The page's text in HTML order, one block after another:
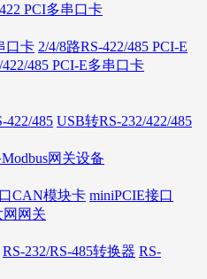
PCI多串口卡
口卡 2/4/8路RS-422/485 PCI-E
422/485 PCI-E多串口卡
422/485 USB转RS-232/422/485
网关设备
CAN模块卡 miniPCIE接口
网关
RS-232/RS-485转换器 RS-